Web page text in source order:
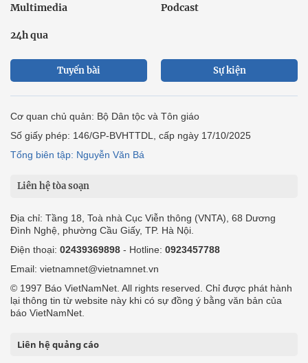
Multimedia Podcast
24h qua
Tuyến bài Sự kiện
Cơ quan chủ quản: Bộ Dân tộc và Tôn giáo
Số giấy phép: 146/GP-BVHTTDL, cấp ngày 17/10/2025
Tổng biên tập: Nguyễn Văn Bá
Liên hệ tòa soạn
Địa chỉ: Tầng 18, Toà nhà Cục Viễn thông (VNTA), 68 Dương
Đình Nghệ, phường Cầu Giấy, TP. Hà Nội.
Điện thoại: 02439369898 - Hotline: 0923457788
Email: vietnamnet@vietnamnet.vn
© 1997 Báo VietNamNet. All rights reserved. Chỉ được phát hành
lại thông tin từ website này khi có sự đồng ý bằng văn bản của
báo VietNamNet.
Liên hệ quảng cáo